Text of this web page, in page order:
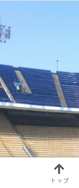
トップ